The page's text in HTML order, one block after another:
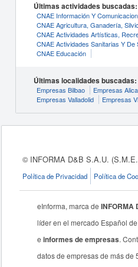
Últimas actividades buscadas:
CNAE Información Y
CNAE Agricultura, Ganadería,
CNAE Actividades Artísticas,
CNAE Actividades Sanitarias Y De
CNAE Educación
Últimas localidades buscadas:
Empresas Bilbao Empresas
Empresas Valladolid
Empresas
© INFORMA D&B S.A.U.
Política de Privacidad
Política de
eInforma, marca deINFORMA
líder en el mercado Español
einformes de empresas.
datos de empresas de más